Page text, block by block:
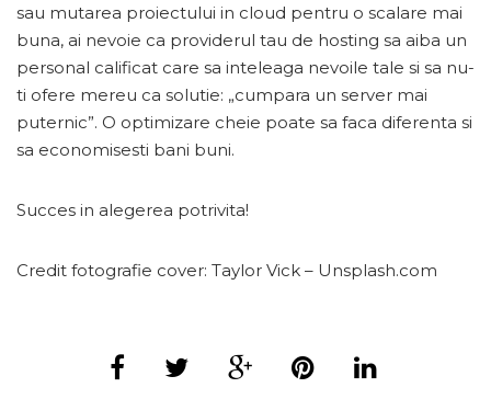
sau mutarea proiectului in cloud pentru o scalare mai
buna, ai nevoie ca providerul tau de hosting sa aiba un
personal calificat care sa inteleaga nevoile tale si sa nu-
ti ofere mereu ca solutie: „cumpara un server mai
puternic”. O optimizare cheie poate sa faca diferenta si
sa economisesti bani buni.
Succes in alegerea potrivita!
Credit fotografie cover: Taylor Vick – Unsplash.com